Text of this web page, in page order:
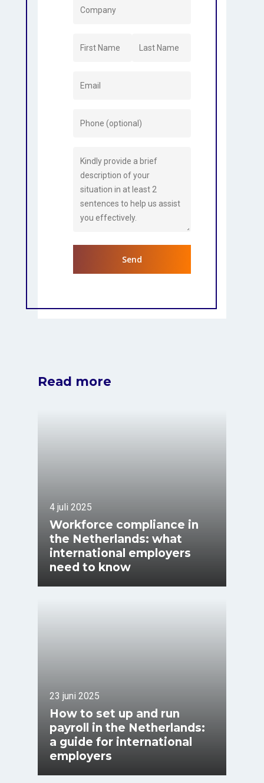
Read more
4 juli 2025
Workforce compliance in
the Netherlands: what
international employers
need to know
23 juni 2025
How to set up and run
payroll in the Netherlands:
a guide for international
employers